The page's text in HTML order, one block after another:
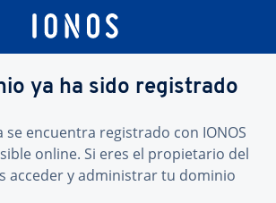
ya ha sido registrado
se encuentra registrado con IONOS
online. Si eres el propietario del
acceder y administrar tu dominio